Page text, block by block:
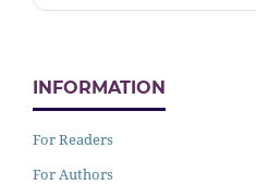
INFORMATION
For Readers
For Authors